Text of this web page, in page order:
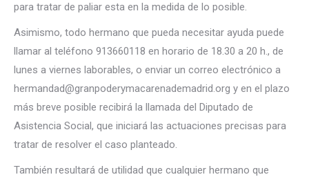
para tratar de paliar esta en la medida de lo posible.
Asimismo, todo hermano que pueda necesitar ayuda puede
llamar al teléfono 913660118 en horario de 18.30 a 20 h., de
lunes a viernes laborables, o enviar un correo electrónico a
hermandad@granpoderymacarenademadrid.org y en el plazo
más breve posible recibirá la llamada del Diputado de
Asistencia Social, que iniciará las actuaciones precisas para
tratar de resolver el caso planteado.
También resultará de utilidad que cualquier hermano que